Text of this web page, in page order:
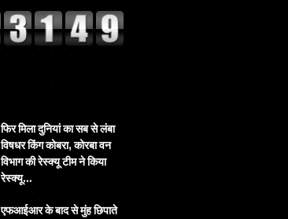
फिर मिला दुनियां का सब से लंबा
विषधर किंग कोबरा, कोरबा वन
विभाग की रेस्क्यू टीम ने किया
रेस्क्यू…
एफआईआर के बाद से मुंह छिपाते